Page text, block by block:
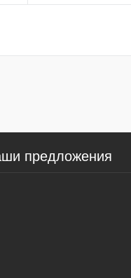
предложения